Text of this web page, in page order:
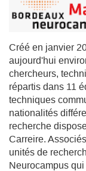
Créé en janvier
aujourd'hui
chercheurs,
répartis dans 11
techniques
nationalités
recherche
Carreire.
unités de
Neurocampus